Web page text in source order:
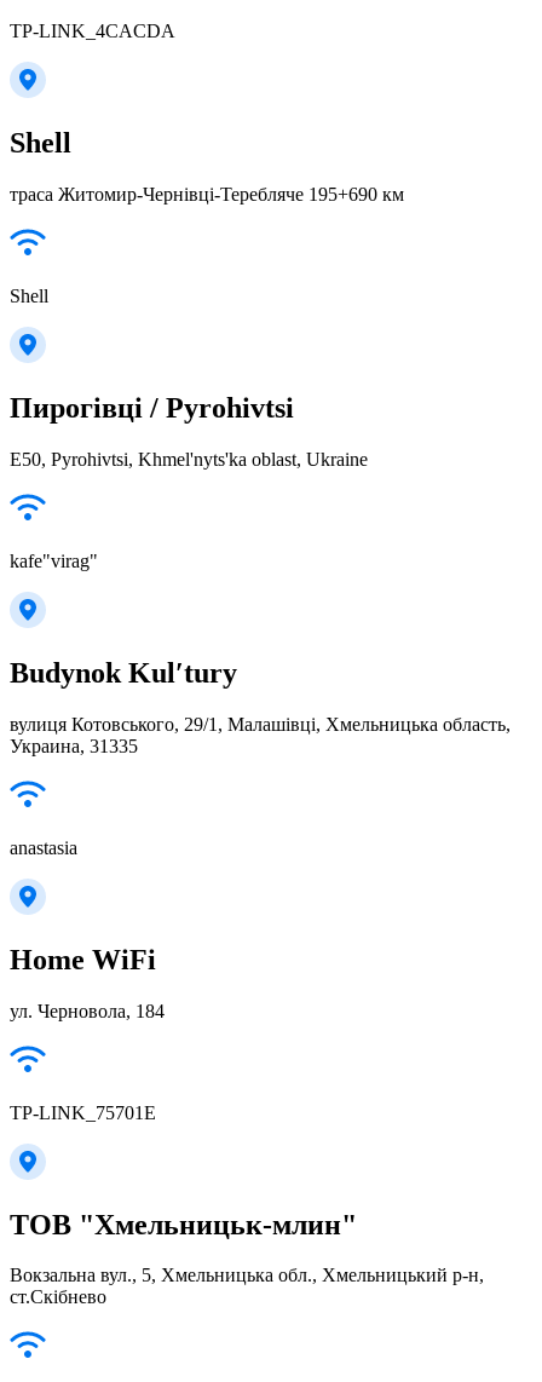
TP-LINK_4CACDA
Shell
траса Житомир-Чернівці-Теребляче 195+690 км
Shell
Пирогівці / Pyrohivtsi
E50, Pyrohivtsi, Khmel'nyts'ka oblast, Ukraine
kafe"virag"
Budynok Kulʹtury
вулиця Котовського, 29/1, Малашівці, Хмельницька область,
Украина, 31335
anastasia
Home WiFi
ул. Черновола, 184
TP-LINK_75701E
ТОВ "Хмельницьк-млин"
Вокзальна вул., 5, Хмельницька обл., Хмельницький р-н,
ст.Скібнево